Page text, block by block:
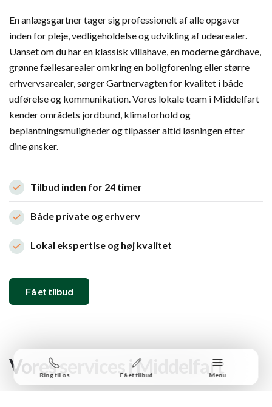
En anlægsgartner tager sig professionelt af alle opgaver
inden for pleje, vedligeholdelse og udvikling af udearealer.
Uanset om du har en klassisk villahave, en moderne gårdhave,
grønne fællesarealer omkring en boligforening eller større
erhvervsarealer, sørger Gartnervagten for kvalitet i både
udførelse og kommunikation. Vores lokale team i Middelfart
kender områdets jordbund, klimaforhold og
beplantningsmuligheder og tilpasser altid løsningen efter
dine ønsker.
Tilbud inden for 24 timer
Både private og erhverv
Lokal ekspertise og høj kvalitet
Få et tilbud
Vores services i Middelfart
Ring til os Få et tilbud Menu